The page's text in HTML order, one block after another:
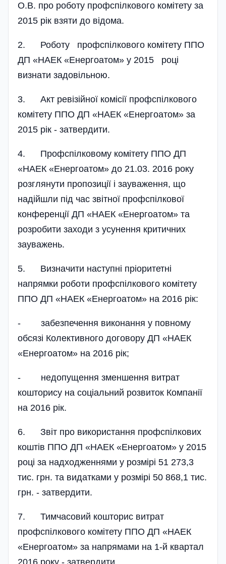
О.В. про роботу профспілкового комітету за
2015 рік взяти до відома.
2. Роботу профспілкового комітету ППО
ДП «НАЕК «Енергоатом» у 2015 році
визнати задовільною.
3. Акт ревізійної комісії профспілкового
комітету ППО ДП «НАЕК «Енерго­атом» за
2015 рік - затвердити.
4. Профспілковому комітету ППО ДП
«НАЕК «Енергоатом» до 21.03. 2016 року
розглянути пропозиції і зауваження, що
надійшли під час звітної профспілкової
конференції ДП «НАЕК «Енергоатом» та
розробити заходи з усунення критичних
зауважень.
5. Визначити наступні пріоритетні
напрямки роботи профспілкового комітету
ППО ДП «НАЕК «Енергоатом» на 2016 рік:
- забезпечення виконання у повному
обсязі Колективного договору ДП «НАЕК
«Енергоатом» на 2016 рік;
- недопущення зменшення витрат
кошторису на соціальний розвиток Компанії
на 2016 рік.
6. Звіт про використання профспілкових
коштів ППО ДП «НАЕК «Енергоатом» у 2015
році за надходженнями у розмірі 51 273,3
тис. грн. та видатками у розмірі 50 868,1 тис.
грн. - затвердити.
7. Тимчасовий кошторис витрат
профспілкового комітету ППО ДП «НАЕК
«Енергоатом» за напрямами на 1-й квартал